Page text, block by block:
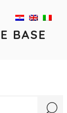
BASE